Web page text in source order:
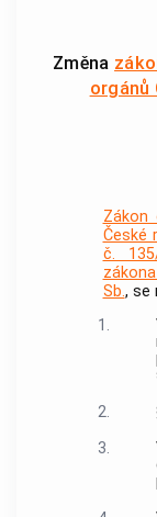
Změna
orgánů
Zákon
České
č.
Sb., se
1.
2.
3.